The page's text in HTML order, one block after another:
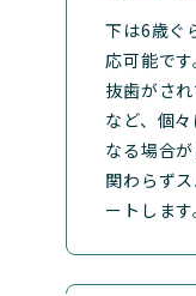
下は6歳ぐ
応可能で
抜歯がさ
など、個
なる場合
関わらず
ートします